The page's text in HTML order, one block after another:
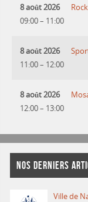
8 août 2026
09:00– 11:00
8 août 2026
11:00– 12:00
8 août 2026
12:00– 13:00
NOS DERNIERS
Ville de